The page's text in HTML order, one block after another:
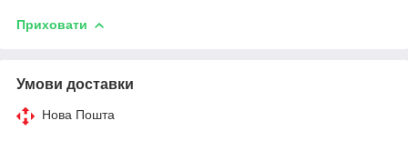
Приховати
Умови доставки
Нова Пошта